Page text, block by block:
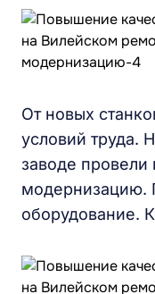
От новых
условий труда.
заводе
модернизацию.
оборудование.